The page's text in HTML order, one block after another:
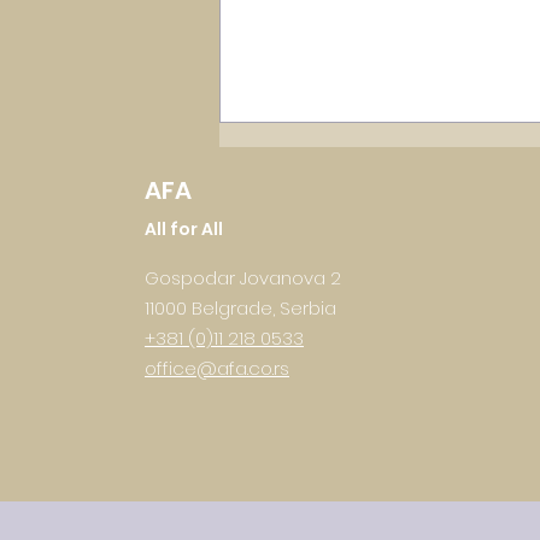
Spoj tehnologije i biznisa:
AFA
All for All
Gospodar Jovanova 2
11000 Belgrade, Serbia
+381 (0)11 218 0533
office@afa.co.rs